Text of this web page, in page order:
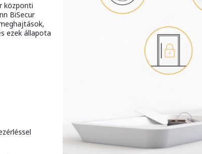
központi
BiSecur
ezek állapota